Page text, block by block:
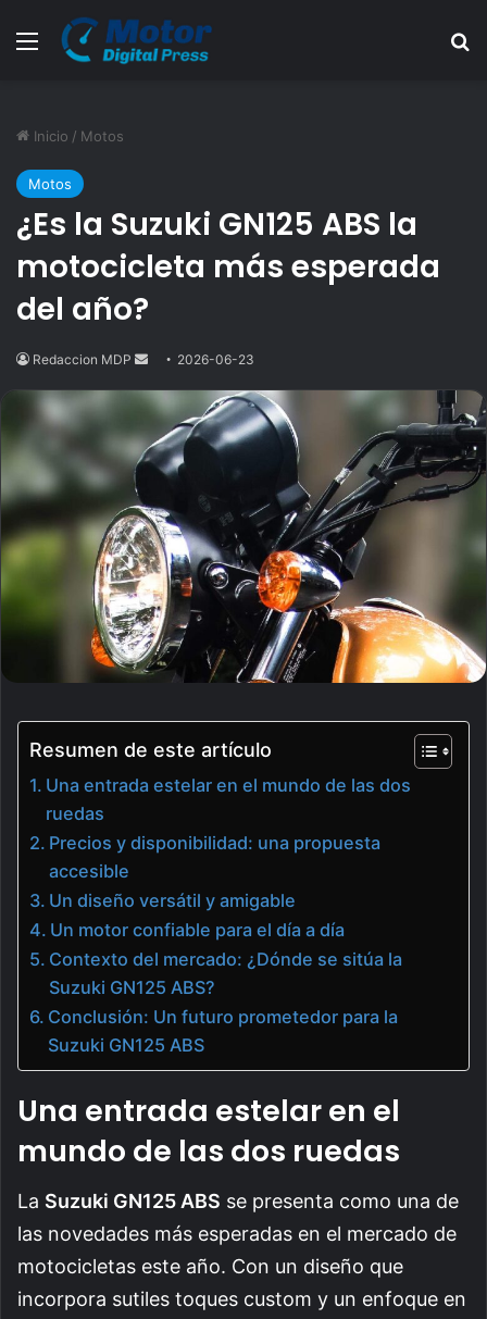
Menú
Inicio / Motos
Motos
¿Es la Suzuki GN125 ABS la
motocicleta más esperada
del año?
Redaccion MDP
Send
email
2026-06-23
Resumen de este artículo
Una entrada estelar en el mundo de las dos
ruedas
Precios y disponibilidad: una propuesta
accesible
Un diseño versátil y amigable
Un motor confiable para el día a día
Contexto del mercado: ¿Dónde se sitúa la
Suzuki GN125 ABS?
Conclusión: Un futuro prometedor para la
Suzuki GN125 ABS
Una entrada estelar en el
mundo de las dos ruedas
La Suzuki GN125 ABS se presenta como una de
las novedades más esperadas en el mercado de
motocicletas este año. Con un diseño que
incorpora sutiles toques custom y un enfoque en